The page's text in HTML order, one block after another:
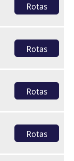
Rotas
Rotas
Rotas
Rotas